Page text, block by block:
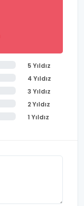
5 Yıldız
4 Yıldız
3 Yıldız
2 Yıldız
1 Yıldız